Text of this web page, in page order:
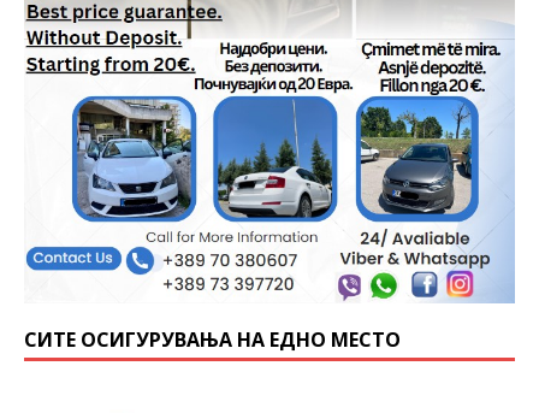
СИТЕ ОСИГУРУВАЊА НА ЕДНО МЕСТО